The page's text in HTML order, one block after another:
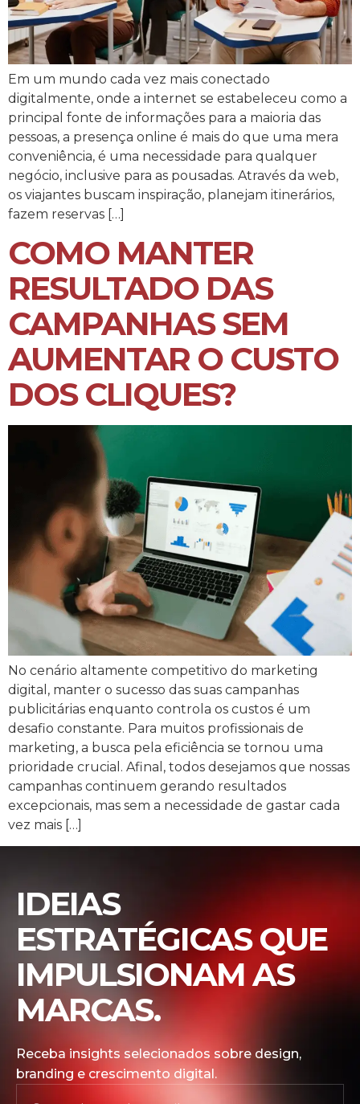
Em um mundo cada vez mais conectado
digitalmente, onde a internet se estabeleceu como a
principal fonte de informações para a maioria das
pessoas, a presença online é mais do que uma mera
conveniência, é uma necessidade para qualquer
negócio, inclusive para as pousadas. Através da web,
os viajantes buscam inspiração, planejam itinerários,
fazem reservas […]
COMO MANTER
RESULTADO DAS
CAMPANHAS SEM
AUMENTAR O CUSTO
DOS CLIQUES?
No cenário altamente competitivo do marketing
digital, manter o sucesso das suas campanhas
publicitárias enquanto controla os custos é um
desafio constante. Para muitos profissionais de
marketing, a busca pela eficiência se tornou uma
prioridade crucial. Afinal, todos desejamos que nossas
campanhas continuem gerando resultados
excepcionais, mas sem a necessidade de gastar cada
vez mais […]
IDEIAS
ESTRATÉGICAS QUE
IMPULSIONAM AS
MARCAS.
Receba insights selecionados sobre design,
branding e crescimento digital.